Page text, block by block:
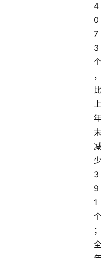
4
0
7
3
个
，
比
上
年
末
减
少
3
9
1
个
；
全